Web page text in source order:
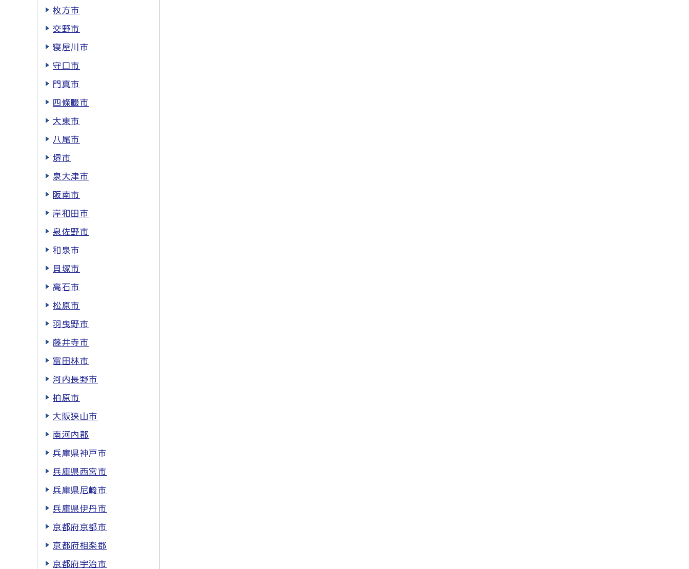
枚方市
交野市
寝屋川市
守口市
門真市
四條畷市
大東市
八尾市
堺市
泉大津市
阪南市
岸和田市
泉佐野市
和泉市
貝塚市
高石市
松原市
羽曳野市
藤井寺市
富田林市
河内長野市
柏原市
大阪狭山市
南河内郡
兵庫県神戸市
兵庫県西宮市
兵庫県尼崎市
兵庫県伊丹市
京都府京都市
京都府相楽郡
京都府宇治市